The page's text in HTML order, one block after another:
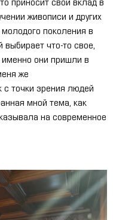
приносит свой вклад в
живописи и других
поколения в
что-то свое,
они пришли в
же
с точки зрения людей
мной тема, как
на современное